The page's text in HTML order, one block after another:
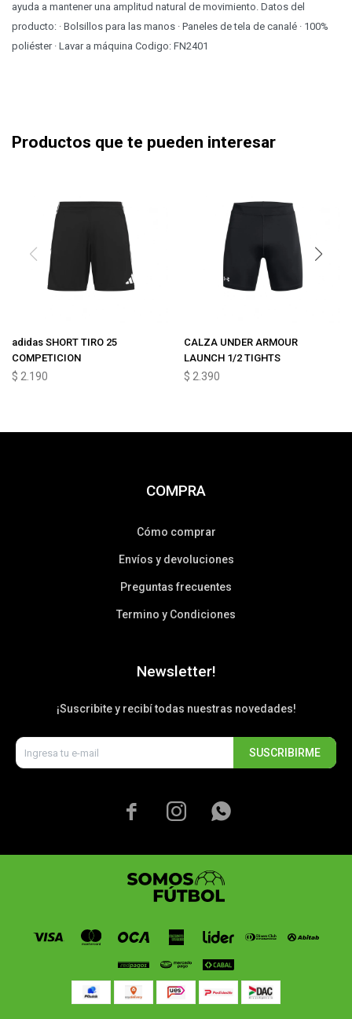
ayuda a mantener una amplitud natural de movimiento. Datos del
producto: · Bolsillos para las manos · Paneles de tela de canalé · 100%
poliéster · Lavar a máquina Codigo: FN2401
Productos que te pueden interesar
adidas SHORT TIRO 25
COMPETICION
$ 2.190
CALZA UNDER ARMOUR
LAUNCH 1/2 TIGHTS
$ 2.390
COMPRA
Cómo comprar
Envíos y devoluciones
Preguntas frecuentes
Termino y Condiciones
Newsletter!
¡Suscribite y recibí todas nuestras novedades!
SUSCRIBIRME
  